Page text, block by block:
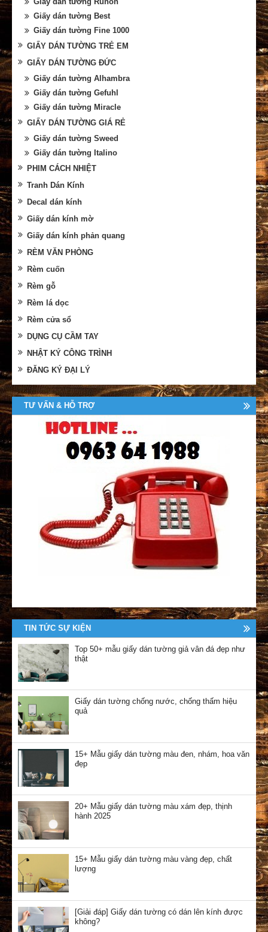
Giấy dán tường Best
Giấy dán tường Fine 1000
GIẤY DÁN TƯỜNG TRẺ EM
GIẤY DÁN TƯỜNG ĐỨC
Giấy dán tường Alhambra
Giấy dán tường Gefuhl
Giấy dán tường Miracle
GIẤY DÁN TƯỜNG GIÁ RẺ
Giấy dán tường Sweed
Giấy dán tường Italino
PHIM CÁCH NHIỆT
Tranh Dán Kính
Decal dán kính
Giấy dán kính mờ
Giấy dán kính phản quang
RÈM VĂN PHÒNG
Rèm cuốn
Rèm gỗ
Rèm lá dọc
Rèm cửa sổ
DỤNG CỤ CẦM TAY
NHẬT KÝ CÔNG TRÌNH
ĐĂNG KÝ ĐẠI LÝ
TƯ VẤN & HỖ TRỢ
TIN TỨC SỰ KIỆN
Top 50+ mẫu giấy dán tường giả vân đá đẹp như
thật
Giấy dán tường chống nước, chống thấm hiệu
quả
15+ Mẫu giấy dán tường màu đen, nhám, hoa văn
đẹp
20+ Mẫu giấy dán tường màu xám đẹp, thịnh
hành 2025
15+ Mẫu giấy dán tường màu vàng đẹp, chất
lượng
[Giải đáp] Giấy dán tường có dán lên kính được
không?